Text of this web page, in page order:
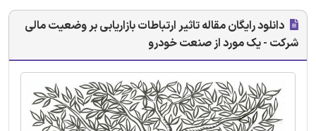
دانلود رایگان مقاله تاثیر ارتباطات بازاریابی بر وضعیت مالی
شرکت - یک مورد از صنعت خودرو